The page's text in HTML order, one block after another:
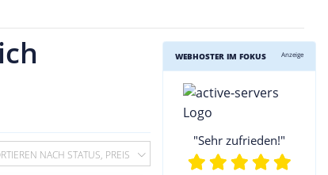
NACH STATUS, PREIS
WEBHOSTER IM FOKUS Anzeige
"Sehr zufrieden!"